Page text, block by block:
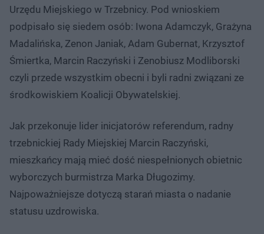
Urzędu Miejskiego w Trzebnicy. Pod wnioskiem
podpisało się siedem osób: Iwona Adamczyk, Grażyna
Madalińska, Zenon Janiak, Adam Gubernat, Krzysztof
Śmiertka, Marcin Raczyński i Zenobiusz Modliborski
czyli przede wszystkim obecni i byli radni związani ze
środkowiskiem Koalicji Obywatelskiej.
Jak przekonuje lider inicjatorów referendum, radny
trzebnickiej Rady Miejskiej Marcin Raczyński,
mieszkańcy mają mieć dość niespełnionych obietnic
wyborczych burmistrza Marka Długozimy.
Najpoważniejsze dotyczą starań miasta o nadanie
statusu uzdrowiska.